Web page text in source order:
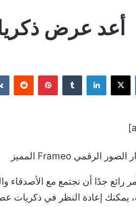
أعد عرض
فيسبوك
‫X لينكدإن بينتيريست